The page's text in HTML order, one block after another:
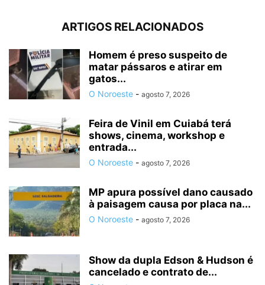
ARTIGOS RELACIONADOS
Homem é preso suspeito de
matar pássaros e atirar em
gatos...
O Noroeste - agosto 7, 2026
Feira de Vinil em Cuiabá terá
shows, cinema, workshop e
entrada...
O Noroeste - agosto 7, 2026
MP apura possível dano causado
à paisagem causa por placa na...
O Noroeste - agosto 7, 2026
Show da dupla Edson & Hudson é
cancelado e contrato de...